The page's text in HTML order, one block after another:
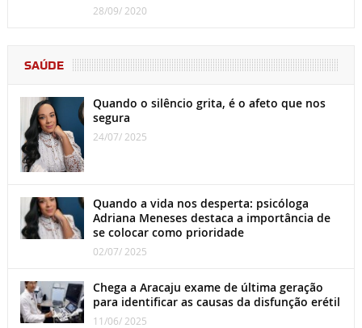
28/09/ 2020
SAÚDE
Quando o silêncio grita, é o afeto que nos
segura
24/07/ 2025
Quando a vida nos desperta: psicóloga
Adriana Meneses destaca a importância de
se colocar como prioridade
02/07/ 2025
Chega a Aracaju exame de última geração
para identificar as causas da disfunção erétil
11/06/ 2025